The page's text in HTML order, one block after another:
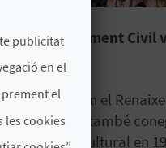
del Renaixement Civil
en el
Castell, també
d'Interés Cultural en
publicitat
en el
el
les cookies